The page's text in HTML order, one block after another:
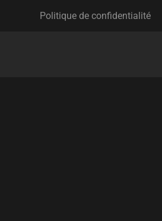
Politique de confidentialité